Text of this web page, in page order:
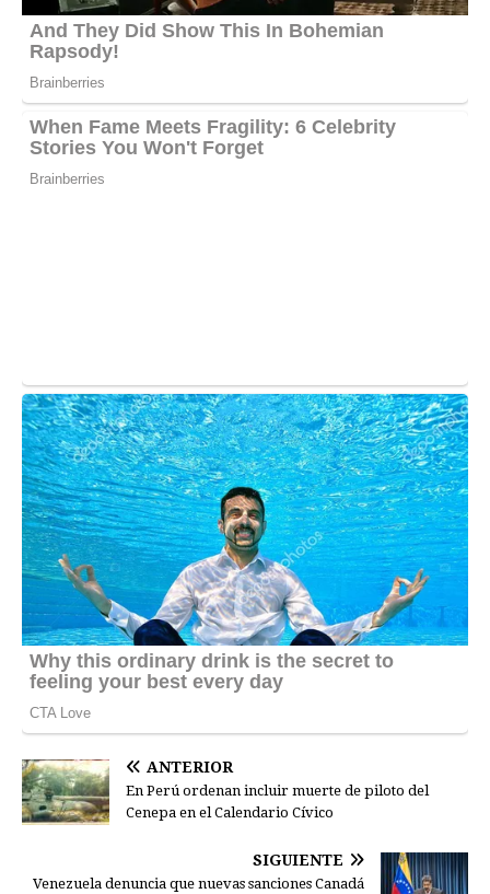
ANTERIOR
En Perú ordenan incluir muerte de piloto del
Cenepa en el Calendario Cívico
SIGUIENTE
Venezuela denuncia que nuevas sanciones Canadá